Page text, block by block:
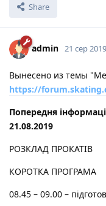
Share
admin 21 сер 2019
Вынесено из темы
https://
Попередня
21.08.2019
РОЗКЛАД ПРОКАТІВ
КОРОТКА ПРОГРАМА
08.45 – 09.00 –